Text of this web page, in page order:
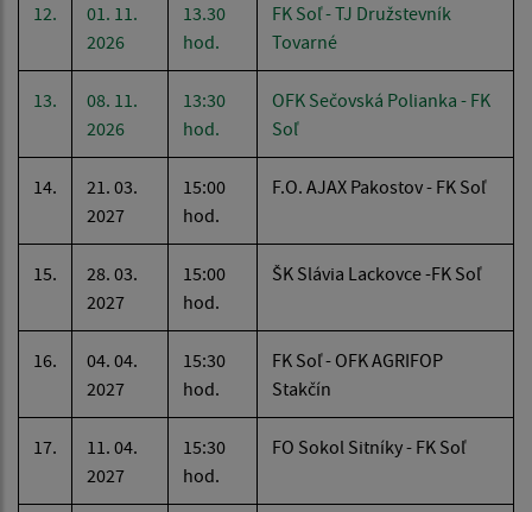
12.
01. 11.
2026
13.30
hod.
FK Soľ - TJ Družstevník
Tovarné
13.
08. 11.
2026
13:30
hod.
OFK Sečovská Polianka - FK
Soľ
14.
21. 03.
2027
15:00
hod.
F.O. AJAX Pakostov - FK Soľ
15.
28. 03.
2027
15:00
hod.
ŠK Slávia Lackovce -FK Soľ
16.
04. 04.
2027
15:30
hod.
FK Soľ - OFK AGRIFOP
Stakčín
17.
11. 04.
2027
15:30
hod.
FO Sokol Sitníky - FK Soľ